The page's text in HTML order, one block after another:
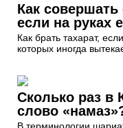
Как
если на руках
Как брать тахарат,
которых иногда
Сколько раз в
слово